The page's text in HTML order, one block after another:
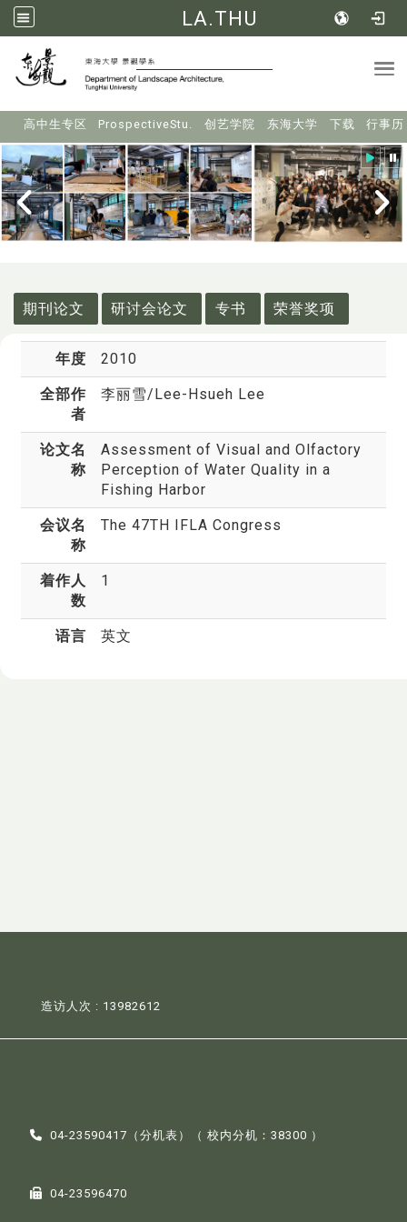
LA.THU
高中生专区 ProspectiveStu. 创艺学院 东海大学 下载 行事历
期刊论文
研讨会论文 专书 荣誉奖项
年度 2010
全部作
者
李丽雪/Lee-Hsueh Lee
论文名
称
Assessment of Visual and Olfactory
Perception of Water Quality in a
Fishing Harbor
会议名
称
The 47TH IFLA Congress
着作人
数
1
语言 英文
造访人次 : 13982612
04-23590417（分机表 ）（ 校内分机：38300 ）
04-23596470